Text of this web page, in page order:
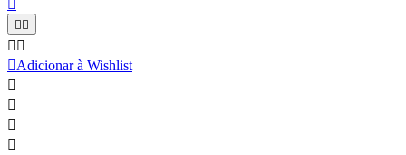

 
 
Adicionar à Wishlist



